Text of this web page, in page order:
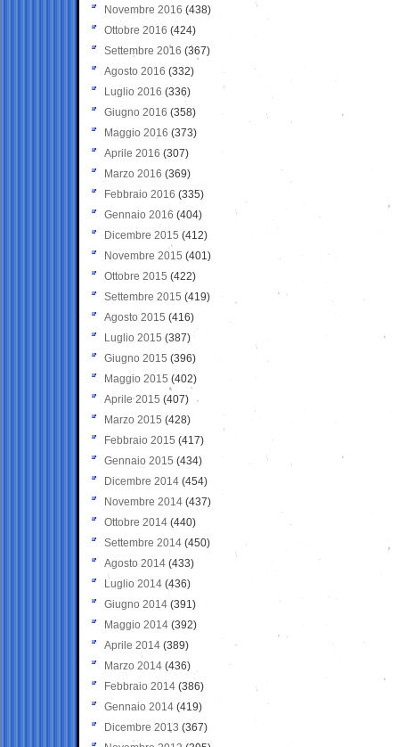
Novembre 2016 (438)
Ottobre 2016 (424)
Settembre 2016 (367)
Agosto 2016 (332)
Luglio 2016 (336)
Giugno 2016 (358)
Maggio 2016 (373)
Aprile 2016 (307)
Marzo 2016 (369)
Febbraio 2016 (335)
Gennaio 2016 (404)
Dicembre 2015 (412)
Novembre 2015 (401)
Ottobre 2015 (422)
Settembre 2015 (419)
Agosto 2015 (416)
Luglio 2015 (387)
Giugno 2015 (396)
Maggio 2015 (402)
Aprile 2015 (407)
Marzo 2015 (428)
Febbraio 2015 (417)
Gennaio 2015 (434)
Dicembre 2014 (454)
Novembre 2014 (437)
Ottobre 2014 (440)
Settembre 2014 (450)
Agosto 2014 (433)
Luglio 2014 (436)
Giugno 2014 (391)
Maggio 2014 (392)
Aprile 2014 (389)
Marzo 2014 (436)
Febbraio 2014 (386)
Gennaio 2014 (419)
Dicembre 2013 (367)